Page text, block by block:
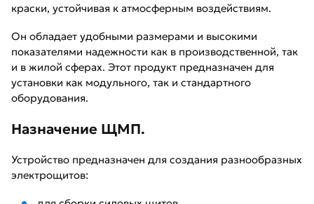
краски, устойчивая к атмосферным воздействиям.
Он обладает удобными размерами и высокими
показателями надежности как в производственной, так
и в жилой сферах. Этот продукт предназначен для
установки как модульного, так и стандартного
оборудования.
Назначение ЩМП.
Устройство предназначен для создания разнообразных
электрощитов: